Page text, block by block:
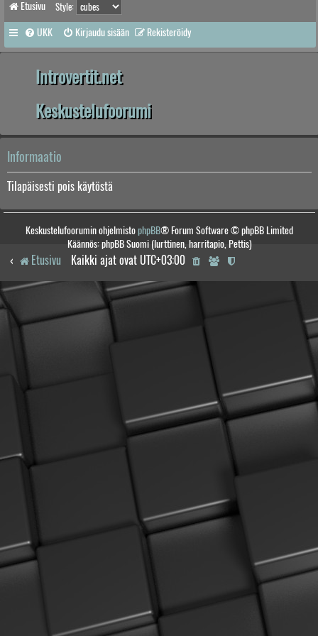
Etusivu Style:
UKK Kirjaudu sisään Rekisteröidy
Introvertit.net
Keskustelufoorumi
Informaatio
Tilapäisesti pois käytöstä
Keskustelufoorumin ohjelmistophpBB® Forum Software © phpBB Limited
Käännös: phpBB Suomi (lurttinen, harritapio, Pettis)
Etusivu Kaikki ajat ovat UTC+03:00